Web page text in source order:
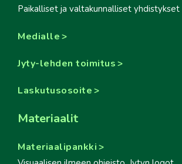
Paikalliset ja valtakunnalliset yhdistykset
Medialle
Jyty-lehden toimitus
Laskutusosoite
Materiaalit
Materiaalipankki